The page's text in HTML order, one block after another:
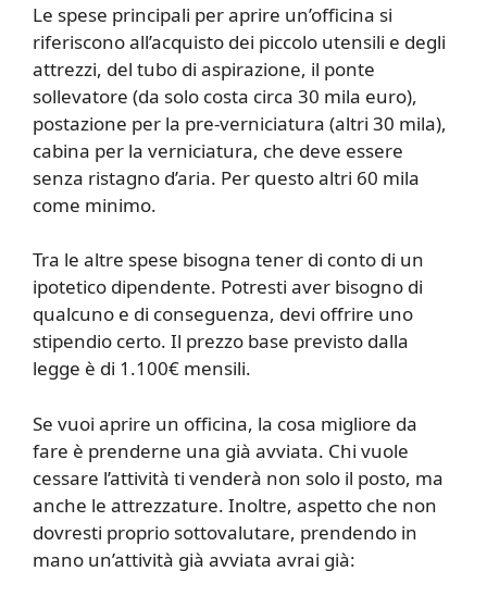
Le spese principali per aprire un’officina si
riferiscono all’acquisto dei piccolo utensili e degli
attrezzi, del tubo di aspirazione, il ponte
sollevatore (da solo costa circa 30 mila euro),
postazione per la pre-verniciatura (altri 30 mila),
cabina per la verniciatura, che deve essere
senza ristagno d’aria. Per questo altri 60 mila
come minimo.
Tra le altre spese bisogna tener di conto di un
ipotetico dipendente. Potresti aver bisogno di
qualcuno e di conseguenza, devi offrire uno
stipendio certo. Il prezzo base previsto dalla
legge è di 1.100€ mensili.
Se vuoi aprire un officina, la cosa migliore da
fare è prenderne una già avviata. Chi vuole
cessare l’attività ti venderà non solo il posto, ma
anche le attrezzature. Inoltre, aspetto che non
dovresti proprio sottovalutare, prendendo in
mano un’attività già avviata avrai già: